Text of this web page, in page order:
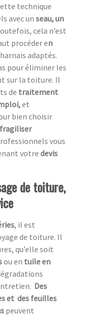
technique
avec un seau, un
cela n’est
procéder en
adaptés.
pour éliminer les
sur la toiture. Il
de traitement
et
bien choisir
fragiliser
vous
votredevis
de toiture,
, il est
de toiture. Il
qu’elle soit
ou en tuile en
Des
et des feuilles
peuvent